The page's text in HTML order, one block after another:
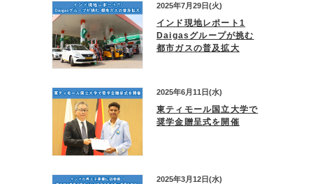
2025年7月29日(火)
インド現地レポート1
Daigasグループが挑む
都市ガスの普及拡大
2025年6月11日(水)
東ティモール国立大学で
奨学金贈呈式を開催
2025年3月12日(水)